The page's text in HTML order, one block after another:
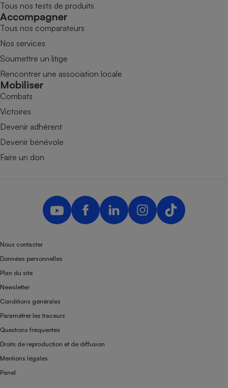
Tous nos tests de produits
Accompagner
Tous nos comparateurs
Nos services
Soumettre un litige
Rencontrer une association locale
Mobiliser
Combats
Victoires
Devenir adhérent
Devenir bénévole
Faire un don
Nous contacter
Données personnelles
Plan du site
Newsletter
Conditions générales
Paramétrer les traceurs
Questions fréquentes
Droits de reproduction et de diffusion
Mentions légales
Panel